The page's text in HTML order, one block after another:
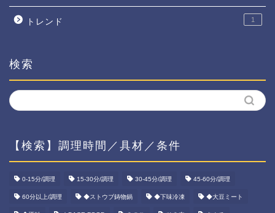
トレンド 1
検索
【検索】調理時間／具材／条件
0-15分/調理 15-30分/調理 30-45分/調理 45-60分/調理
60分以上/調理 ◆ストウブ鋳物鍋 ◆下味冷凍 ◆大豆ミート
ホーム
資産運用